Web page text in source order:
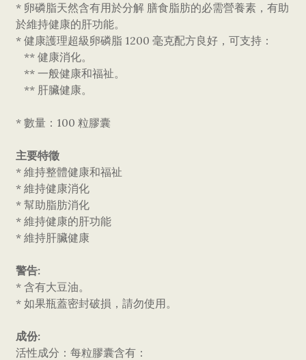
* 卵磷脂天然含有用於分解 膳食脂肪的必需營養素，有助
於維持健康的肝功能。
* 健康護理超級卵磷脂 1200 毫克配方良好，可支持：
** 健康消化。
** 一般健康和福祉。
** 肝臟健康。
* 數量：100 粒膠囊
主要特徵
* 維持整體健康和福祉
* 維持健康消化
* 幫助脂肪消化
* 維持健康的肝功能
* 維持肝臟健康
警告:
* 含有大豆油。
* 如果瓶蓋密封破損，請勿使用。
成份:
活性成分：每粒膠囊含有：